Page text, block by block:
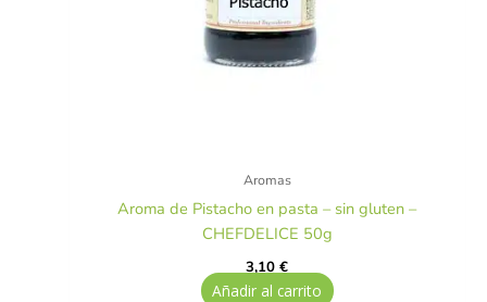
Aromas
Aroma de Pistacho en pasta – sin gluten –
CHEFDELICE 50g
3,10€
Añadir al carrito